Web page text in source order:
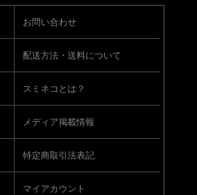
お問い合わせ
配送方法・送料について
スミネコとは？
メディア掲載情報
特定商取引法表記
マイアカウント